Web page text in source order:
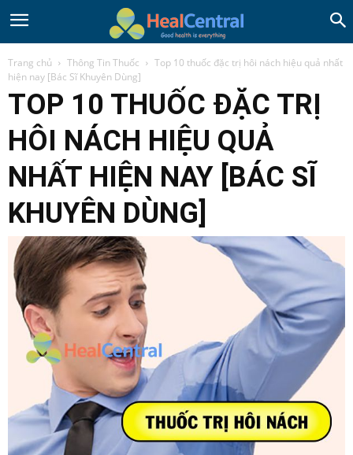
Trang chủ Thông Tin Thuốc
Top 10 thuốc đặc trị hôi nách hiệu quả nhất
hiện nay [Bác Sĩ Khuyên Dùng]
TOP 10 THUỐC ĐẶC TRỊ
HÔI NÁCH HIỆU QUẢ
NHẤT HIỆN NAY [BÁC SĨ
KHUYÊN DÙNG]